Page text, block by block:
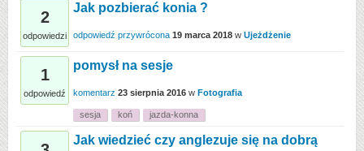
2
odpowiedzi
Jak pozbierać konia ?
odpowiedź przywrócona 19 marca 2018 w Ujeżdżenie
1
odpowiedź
pomysł na sesje
komentarz 23 sierpnia 2016 w Fotografia
sesja koń jazda-konna
Jak wiedzieć czy anglezuje się na dobrą